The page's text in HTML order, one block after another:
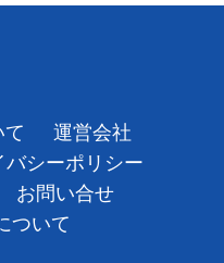
運営会社
バシーポリシー
お問い合せ
ついて